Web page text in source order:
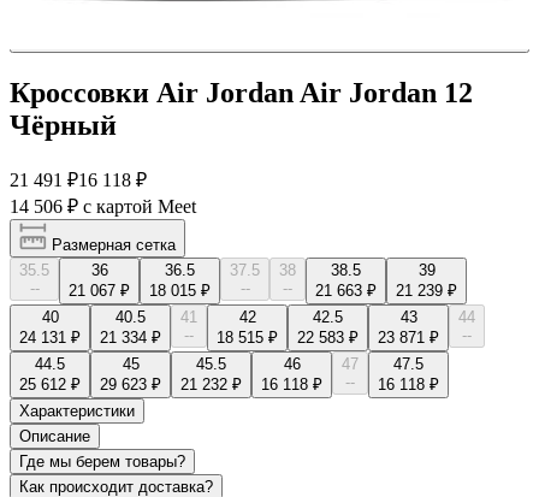
Кроссовки Air Jordan Air Jordan 12
Чёрный
21 491 ₽16 118 ₽
14 506 ₽ с картой Meet
Размерная сетка
35.5
--
36
21 067 ₽
36.5
18 015 ₽
37.5
--
38
--
38.5
21 663 ₽
39
21 239 ₽
40
24 131 ₽
40.5
21 334 ₽
41
--
42
18 515 ₽
42.5
22 583 ₽
43
23 871 ₽
44
--
44.5
25 612 ₽
45
29 623 ₽
45.5
21 232 ₽
46
16 118 ₽
47
--
47.5
16 118 ₽
Характеристики
Описание
Где мы берем товары?
Как происходит доставка?